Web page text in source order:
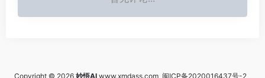
Copyright © 2026 妙悟AI www.xmdass.com 闽ICP备2020016437号-2